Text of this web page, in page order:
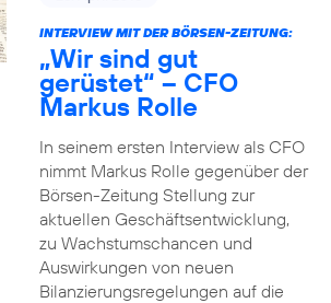
INTERVIEW MIT DER BÖRSEN-ZEITUNG:
„Wir sind gut
gerüstet“ – CFO
Markus Rolle
In seinem ersten Interview als CFO
nimmt Markus Rolle gegenüber der
Börsen-Zeitung Stellung zur
aktuellen Geschäftsentwicklung,
zu Wachstumschancen und
Auswirkungen von neuen
Bilanzierungsregelungen auf die